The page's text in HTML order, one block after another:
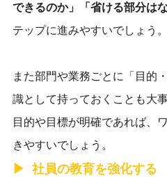
できるのか」「省ける部分はな
テップに進みやすいでしょう。
また部門や業務ごとに「目的
識として持っておくことも大事
目的や目標が明確であれば、
きやすいでしょう。
社員の教育を強化する